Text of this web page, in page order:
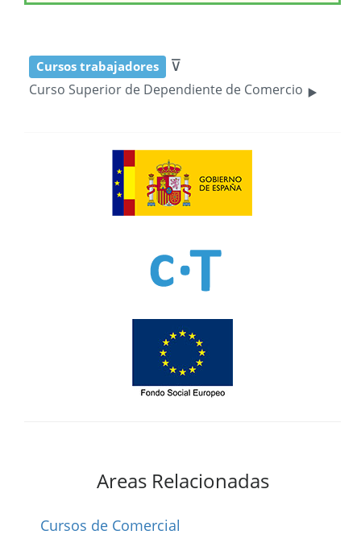
Cursos trabajadores ⊽
Curso Superior de Dependiente de Comercio ‣
Areas Relacionadas
Cursos de Comercial